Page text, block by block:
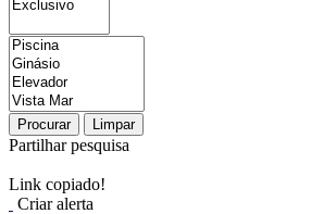
Procurar Limpar
Partilhar pesquisa
Link copiado!
Criar alerta